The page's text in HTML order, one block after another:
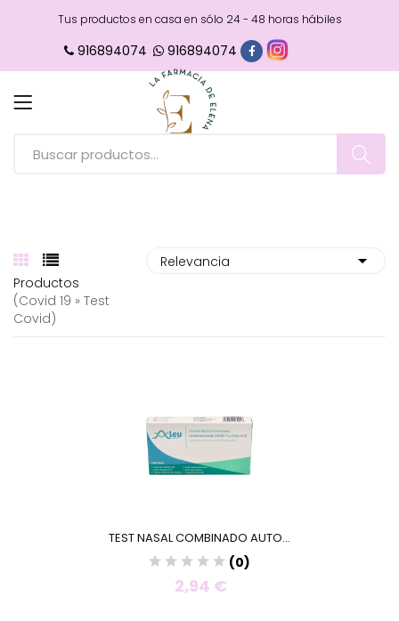
Tus productos en casa en sólo 24 - 48 horas hábiles
916894074 916894074
Productos
(covid 19 » Test
Covid)
TEST NASAL COMBINADO AUTO...
(0)
2,94 €